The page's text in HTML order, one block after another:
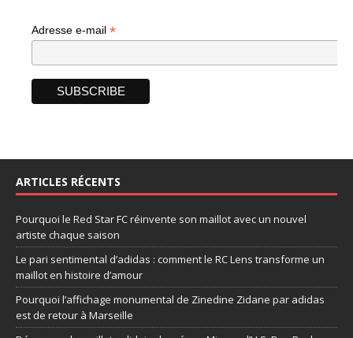
Adresse e-mail *
ARTICLES RÉCENTS
Pourquoi le Red Star FC réinvente son maillot avec un nouvel
artiste chaque saison
Le pari sentimental d’adidas : comment le RC Lens transforme un
maillot en histoire d’amour
Pourquoi l’affichage monumental de Zinedine Zidane par adidas
est de retour à Marseille